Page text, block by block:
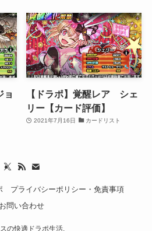
ョ
【ドラポ】覚醒レア シェ
リー【カード評価】
2021年7月16日 カードリスト
プライバシーポリシー・免責事項
お問い合わせ
の快適ドラポ生活.